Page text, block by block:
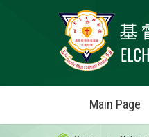
Main Page